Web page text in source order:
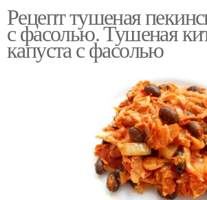
Рецепт тушеная
с фасолью. Тушеная
капуста с фасолью